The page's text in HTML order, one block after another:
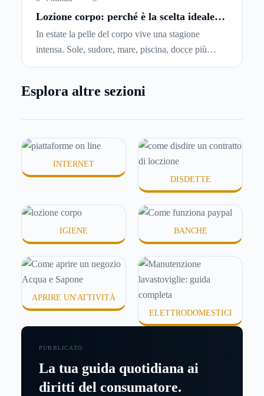
capiremo come inviare la disdetta per un contratto
Lozione corpo: perché è la scelta ideale
In estate la pelle del corpo vive una stagione
intensa. Sole, sudore, mare, piscina, docce più
frequenti e aria condizionata possono renderla
meno confortevole. Eppure, proprio nei mesi caldi,
o difficili da assorbire.
Esplora altre sezioni
INTERNET
DISDETTE
IGIENE BANCHE
APRIRE UN'ATTIVITÀ
ELETTRODOMESTICI
PUBBLICATO
La tua guida quotidiana ai
diritti del consumatore.